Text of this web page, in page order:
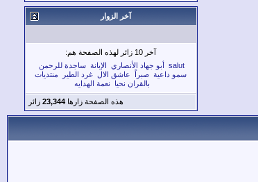
آخر الزوار
آخر 10 زائر لهذه الصفحة هم:
salut أبو جهاد الأنصاري الإبانة ساجدة للرحمن
سمو داعية صبراً عاشق الال غرد الطير
منتديات
بالقران نحيا
نعمة الهدايه
هذه الصفحة زارها 23,344 زائر